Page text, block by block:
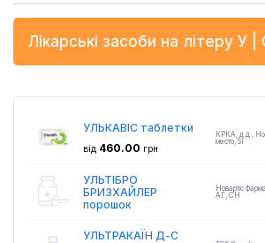
Лікарські засоби на літеру У |
УЛЬКАВІС таблетки
від 460.00 грн
КРКА, д.д.,
место,SI
УЛЬТІБРО
БРИЗХАЙЛЕР
порошок
Новартіс Фарма
АГ, CH
УЛЬТРАКАЇН Д-С